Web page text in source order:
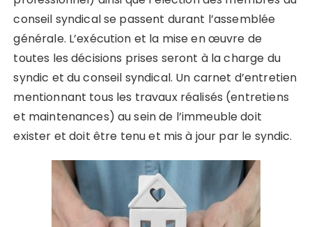
conseil syndical se passent durant l’assemblée
générale. L’exécution et la mise en œuvre de
toutes les décisions prises seront à la charge du
syndic et du conseil syndical. Un carnet d’entretien
mentionnant tous les travaux réalisés (entretiens
et maintenances) au sein de l’immeuble doit
exister et doit être tenu et mis à jour par le syndic.